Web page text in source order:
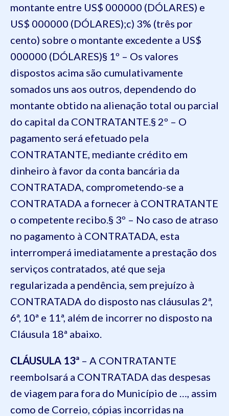
montante entre US$ 000000 (DÓLARES) e
US$ 000000 (DÓLARES);c) 3% (três por
cento) sobre o montante excedente a US$
000000 (DÓLARES)§ 1º – Os valores
dispostos acima são cumulativamente
somados uns aos outros, dependendo do
montante obtido na alienação total ou parcial
do capital da CONTRATANTE.§ 2º – O
pagamento será efetuado pela
CONTRATANTE, mediante crédito em
dinheiro à favor da conta bancária da
CONTRATADA, comprometendo-se a
CONTRATADA a fornecer à CONTRATANTE
o competente recibo.§ 3º – No caso de atraso
no pagamento à CONTRATADA, esta
interromperá imediatamente a prestação dos
serviços contratados, até que seja
regularizada a pendência, sem prejuízo à
CONTRATADA do disposto nas cláusulas 2ª,
6ª, 10ª e 11ª, além de incorrer no disposto na
Cláusula 18ª abaixo.
CLÁUSULA 13ª – A CONTRATANTE
reembolsará a CONTRATADA das despesas
de viagem para fora do Município de …, assim
como de Correio, cópias incorridas na